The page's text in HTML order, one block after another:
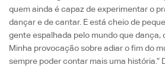
quem ainda é capaz de experimentar o
dançar e de cantar. E está cheio de
gente espalhada pelo mundo que
Minha provocação sobre adiar o fim do
sempre poder contar mais uma história.”